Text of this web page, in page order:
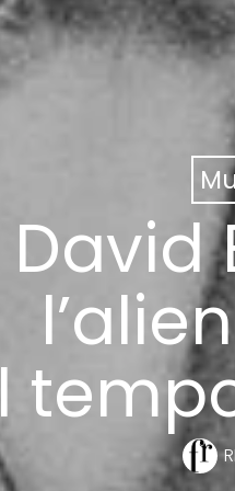
David